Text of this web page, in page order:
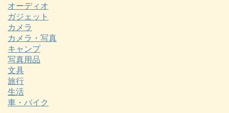
オーディオ
ガジェット
カメラ
カメラ・写真
キャンプ
写真用品
文具
旅行
生活
車・バイク